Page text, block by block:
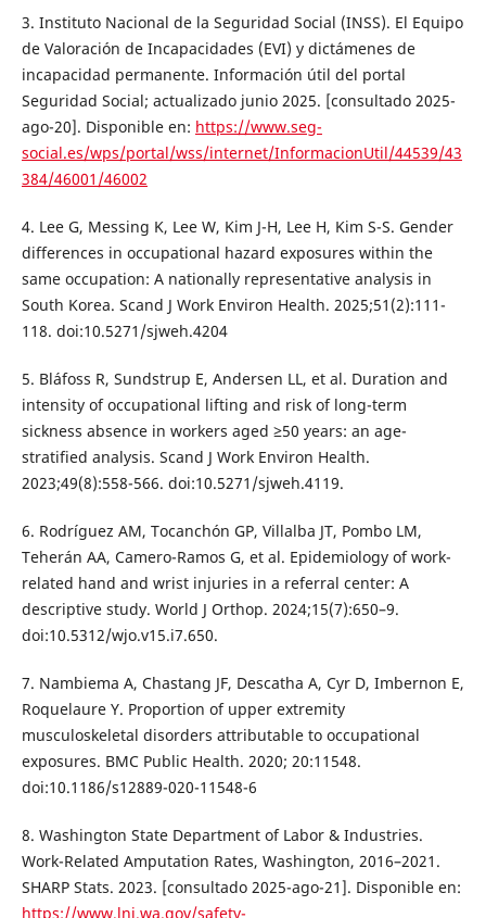
3. Instituto Nacional de la Seguridad Social (INSS). El Equipo
de Valoración de Incapacidades (EVI) y dictámenes de
incapacidad permanente. Información útil del portal
Seguridad Social; actualizado junio 2025. [consultado 2025-
ago-20]. Disponible en: https://www.seg-
social.es/wps/portal/wss/internet/InformacionUtil/44539/43
384/46001/46002
4. Lee G, Messing K, Lee W, Kim J-H, Lee H, Kim S-S. Gender
differences in occupational hazard exposures within the
same occupation: A nationally representative analysis in
South Korea. Scand J Work Environ Health. 2025;51(2):111-
118. doi:10.5271/sjweh.4204
5. Bláfoss R, Sundstrup E, Andersen LL, et al. Duration and
intensity of occupational lifting and risk of long-term
sickness absence in workers aged ≥50 years: an age-
stratified analysis. Scand J Work Environ Health.
2023;49(8):558-566. doi:10.5271/sjweh.4119.
6. Rodríguez AM, Tocanchón GP, Villalba JT, Pombo LM,
Teherán AA, Camero-Ramos G, et al. Epidemiology of work-
related hand and wrist injuries in a referral center: A
descriptive study. World J Orthop. 2024;15(7):650–9.
doi:10.5312/wjo.v15.i7.650.
7. Nambiema A, Chastang JF, Descatha A, Cyr D, Imbernon E,
Roquelaure Y. Proportion of upper extremity
musculoskeletal disorders attributable to occupational
exposures. BMC Public Health. 2020; 20:11548.
doi:10.1186/s12889-020-11548-6
8. Washington State Department of Labor & Industries.
Work-Related Amputation Rates, Washington, 2016–2021.
SHARP Stats. 2023. [consultado 2025-ago-21]. Disponible en:
https://www.lni.wa.gov/safety-